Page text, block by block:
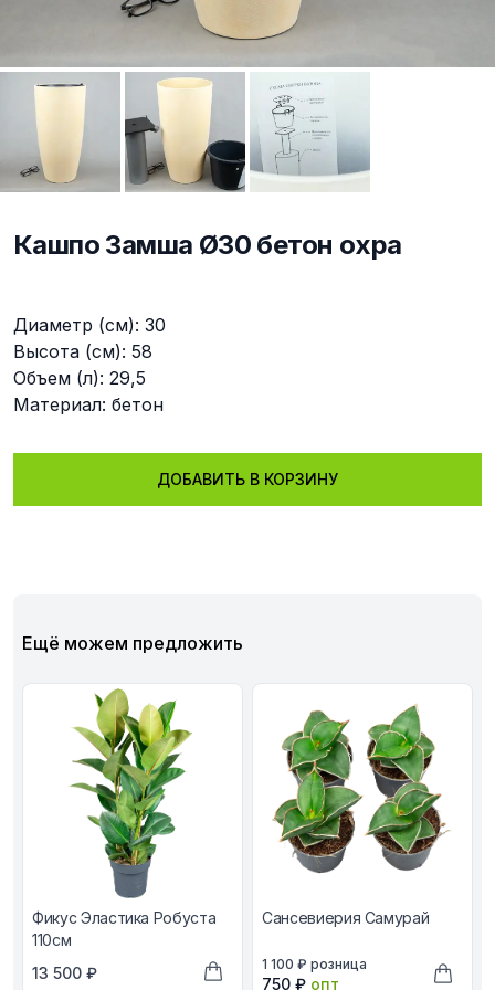
Кашпо Замша Ø30 бетон охра
Диаметр (см): 30
Высота (см): 58
Объем (л): 29,5
Материал: бетон
ДОБАВИТЬ В КОРЗИНУ
Ещё можем предложить
Фикус Эластика Робуста
110см
В наличии, цена в рублях
13 500 ₽
Сансевиерия Самурай
В наличии, цена в рублях
1 100 ₽ розница
Оптовая цена в рублях
750 ₽ опт